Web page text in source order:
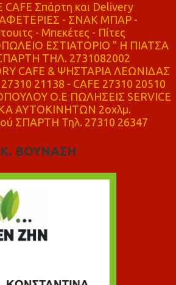
CAFE Σπάρτη και Delivery
- ΣΝΑΚ ΜΠΑΡ -
- Μπεκέτες - Πίτες
ΕΣΤΙΑΤΟΡΙΟ " Η ΠΙΑΤΣΑ
ΤΗΛ. 2731082002
CAFE & ΨΗΣΤΑΡΙΑ ΛΕΩΝΙΔΑΣ
21138 - CAFE 27310 20510
Ο.Ε ΠΩΛΗΣΕΙΣ SERVICE
ΑΥΤΟΚΙΝΗΤΩΝ 2οχλμ.
ΣΠΑΡΤΗ Τηλ. 27310 26347
ΒΟΥΝΑΣΗ